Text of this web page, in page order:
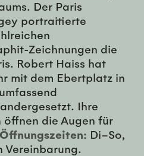
Der Paris
portraitierte
Zeichnungen die
Robert Haiss hat
mit dem Ebertplatz in
Ihre
die Augen für
Öffnungszeiten: Di–So,
Vereinbarung.